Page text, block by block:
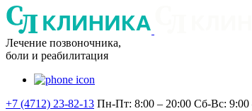
Лечение позвоночника,
боли и реабилитация
+7 (4712) 23-82-13 Пн-Пт: 8:00 – 20:00 Сб-Вс: 9:00